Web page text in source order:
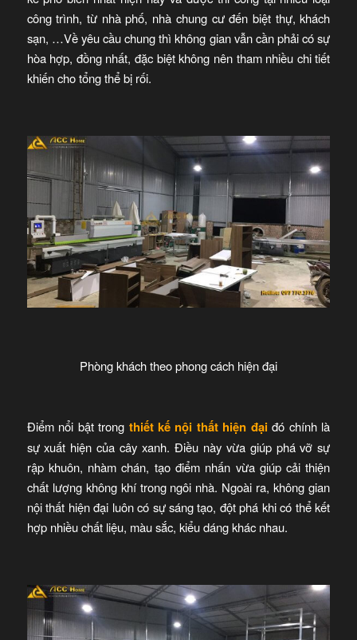
công trình, từ nhà phố, nhà chung cư đến biệt thự, khách
sạn, …Về yêu cầu chung thì không gian vẫn cần phải có sự
hòa hợp, đồng nhất, đặc biệt không nên tham nhiều chi tiết
khiến cho tổng thể bị rối.
Phòng khách theo phong cách hiện đại
Điểm nổi bật trong thiết kế nội thất hiện đại đó chính là
sự xuất hiện của cây xanh. Điều này vừa giúp phá vỡ sự
rập khuôn, nhàm chán, tạo điểm nhấn vừa giúp cải thiện
chất lượng không khí trong ngôi nhà. Ngoài ra, không gian
nội thất hiện đại luôn có sự sáng tạo, đột phá khi có thể kết
hợp nhiều chất liệu, màu sắc, kiểu dáng khác nhau.